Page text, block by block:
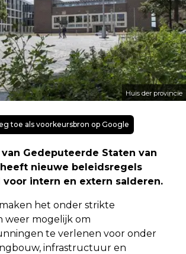
Huis der provincie
toe als voorkeursbron op Google
Gedeputeerde Staten van
nieuwe beleidsregels
intern en extern salderen.
het onder strikte
weer mogelijk om
te verlenen voor onder
infrastructuur en